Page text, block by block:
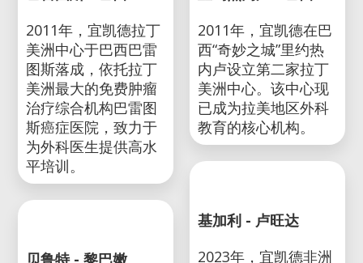
2011年，宜凯德拉丁
美洲中心于巴西巴雷
图斯落成，依托拉丁
美洲最大的免费肿瘤
治疗综合机构巴雷图
斯癌症医院，致力于
为外科医生提供高水
平培训。
2011年，宜凯德在巴
西“奇妙之城”里约热
内卢设立第二家拉丁
美洲中心。该中心现
已成为拉美地区外科
教育的核心机构。